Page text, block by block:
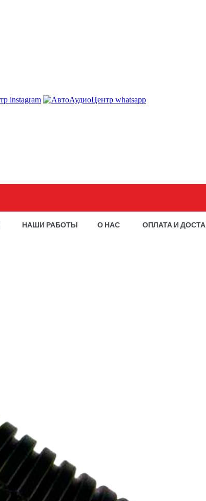
НАШИ РАБОТЫ О НАС ОПЛАТА И